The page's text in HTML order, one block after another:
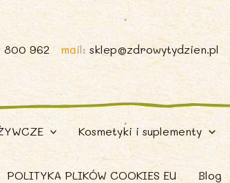
800 962 mail: sklep@zdrowytydzien.pl
Kosmetyki i suplementy
POLITYKA PLIKÓW COOKIES EU Blog